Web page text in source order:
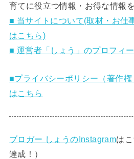
育てに役立つ情報・お得な情報
■ 当サイトについて(取材・お仕
はこちら)
■ 運営者「しょう」のプロフィ
■プライバシーポリシー（著作権
はこちら
ブロガー しょうのInstagramは
達成！）